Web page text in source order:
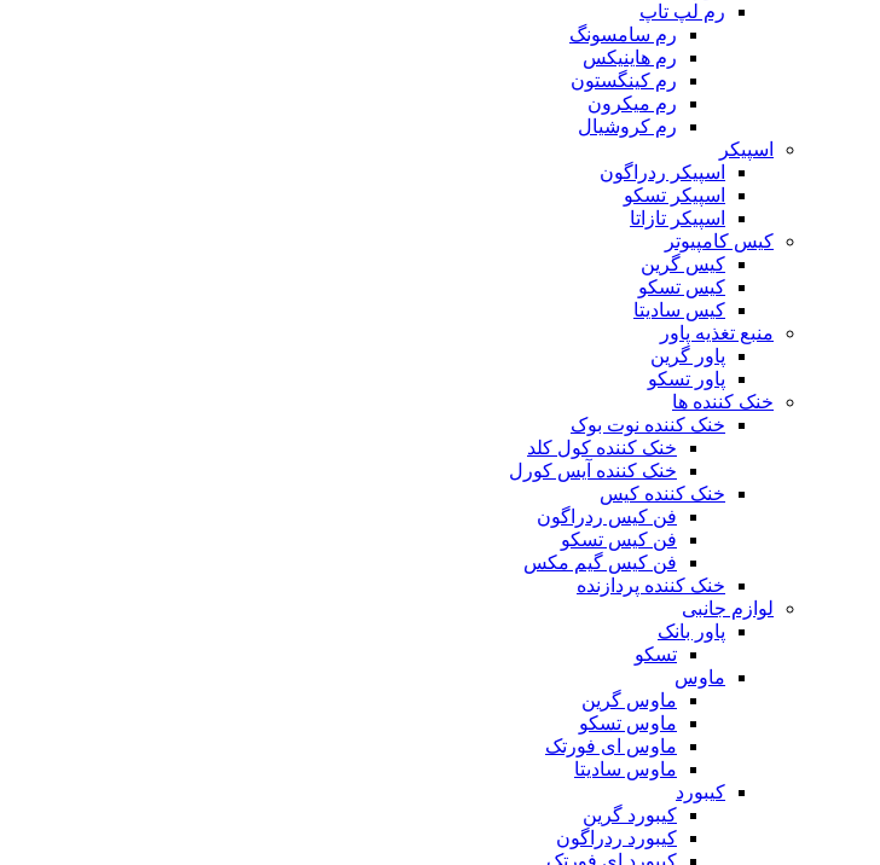
رم لپ تاپ
رم سامسونگ
رم هاینیکس
رم کینگستون
رم میکرون
رم کروشیال
اسپیکر
اسپیکر ردراگون
اسپیکر تسکو
اسپیکر تازاتا
کیس کامپیوتر
کیس گرین
کیس تسکو
کیس سادیتا
منبع تغذیه‌ پاور
پاور گرین
پاور تسکو
خنک کننده ها
خنک کننده نوت بوک
خنک کننده کول کلد
خنک کننده آیس کورل
خنک کننده کیس
فن کیس ردراگون
فن کیس تسکو
فن کیس گیم مکس
خنک کننده پردازنده
لوازم جانبی
پاور بانک
تسکو
ماوس
ماوس گرین
ماوس تسکو
ماوس ای فورتک
ماوس سادیتا
کیبورد
کیبورد گرین
کیبورد ردراگون
کیبورد ای فورتک